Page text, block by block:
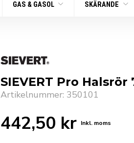
GAS & GASOL SKÄRANDE
SIEVERT Pro Halsrör
Artikelnummer: 350101
442,50 kr Inkl. moms